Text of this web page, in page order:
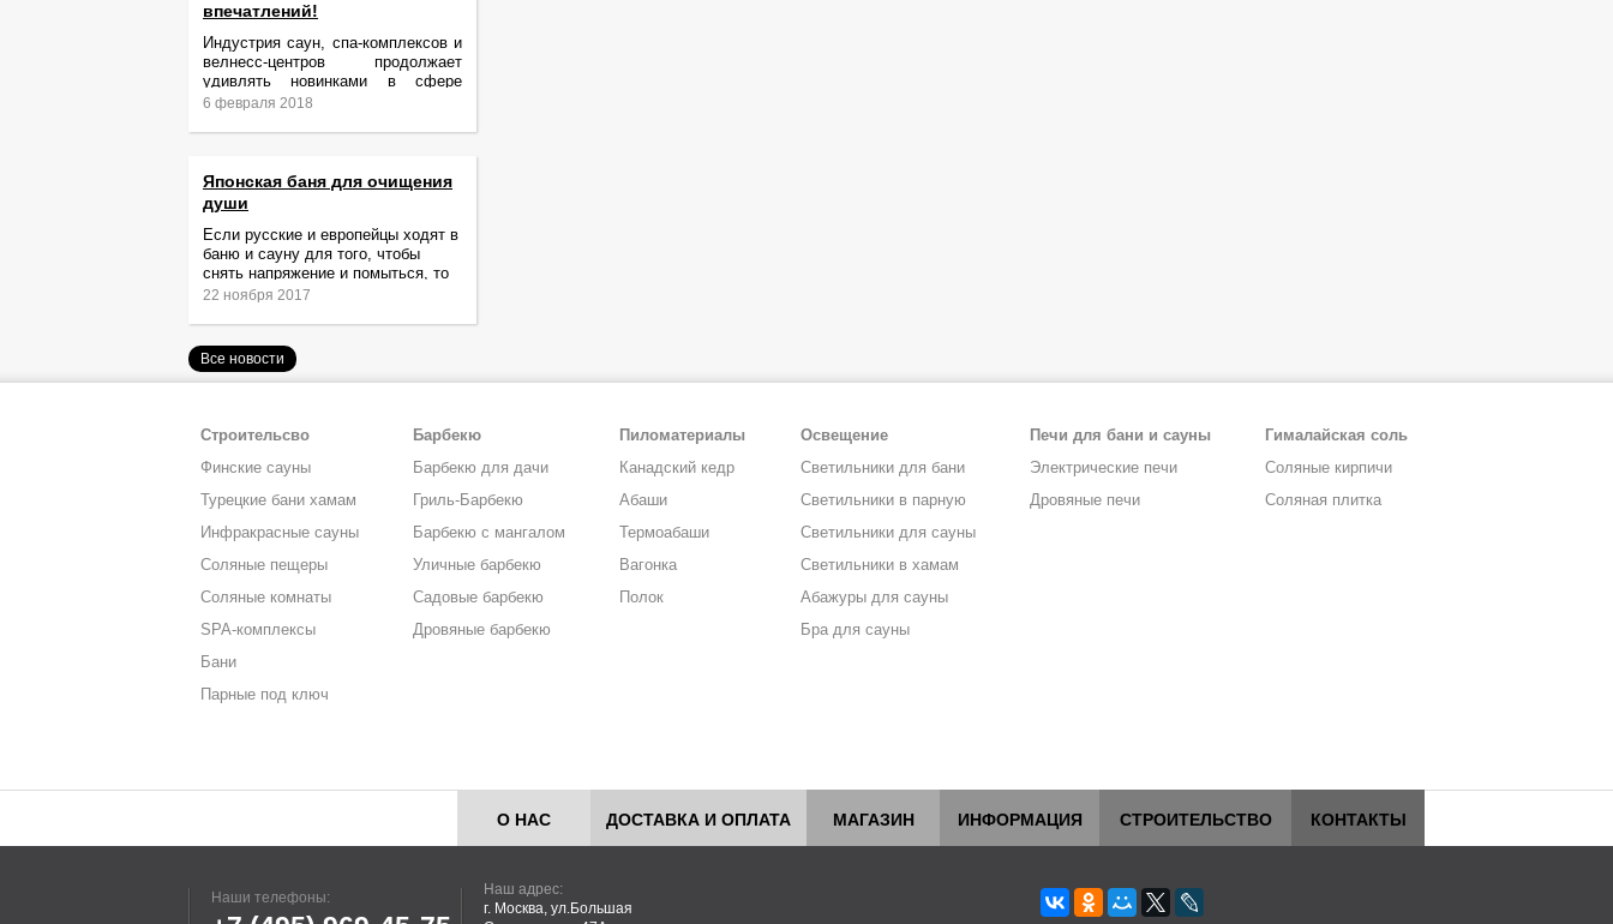
впечатлений!
Индустрия саун, спа-комплексов и
велнесс-центров продолжает
удивлять новинками в сфере
релаксации и ухода за телом.
6 февраля 2018
Японская баня для очищения
души
Если русские и европейцы ходят в
баню и сауну для того, чтобы
снять напряжение и помыться, то
жители Японии идут туда за
22 ноября 2017
Все новости
Строительсво
Финские сауны
Турецкие бани хамам
Инфракрасные сауны
Соляные пещеры
Соляные комнаты
SPA-комплексы
Бани
Парные под ключ
Барбекю
Барбекю для дачи
Гриль-Барбекю
Барбекю с мангалом
Уличные барбекю
Садовые барбекю
Дровяные барбекю
Пиломатериалы
Канадский кедр
Абаши
Термоабаши
Вагонка
Полок
Освещение
Светильники для бани
Светильники в парную
Светильники для сауны
Светильники в хамам
Абажуры для сауны
Бра для сауны
Печи для бани и сауны
Электрические печи
Дровяные печи
Гималайская соль
Соляные кирпичи
Соляная плитка
О НАС ДОСТАВКА И ОПЛАТА МАГАЗИН ИНФОРМАЦИЯ СТРОИТЕЛЬСТВО КОНТАКТЫ
Наши телефоны:
Наш адрес:
г. Москва, ул.Большая